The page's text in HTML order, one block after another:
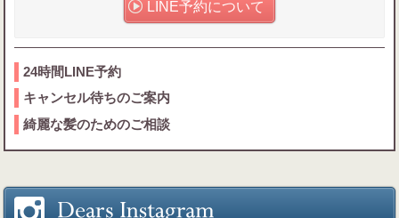
LINE予約について
24時間LINE予約
キャンセル待ちのご案内
綺麗な髪のためのご相談